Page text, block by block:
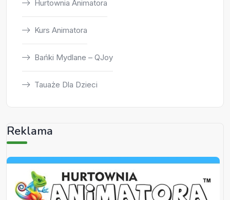
Hurtownia Animatora
Kurs Animatora
Bańki Mydlane – QJoy
Tauaże Dla Dzieci
Reklama